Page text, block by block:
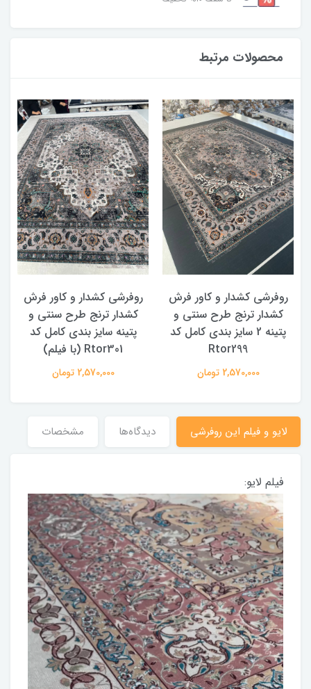
محصولات مرتبط
روفرشی کشدار و کاور فرش
کشدار ترنج طرح سنتی و
پتینه 2 سایز بندی کامل کد
Rtor299
2,570,000 تومان
روفرشی کشدار و کاور فرش
کشدار ترنج طرح سنتی و
پتینه سایز بندی کامل کد
Rtor301 (با فیلم)
2,570,000 تومان
لایو و فیلم این روفرشی دیدگاه‌ها مشخصات
فیلم لایو: